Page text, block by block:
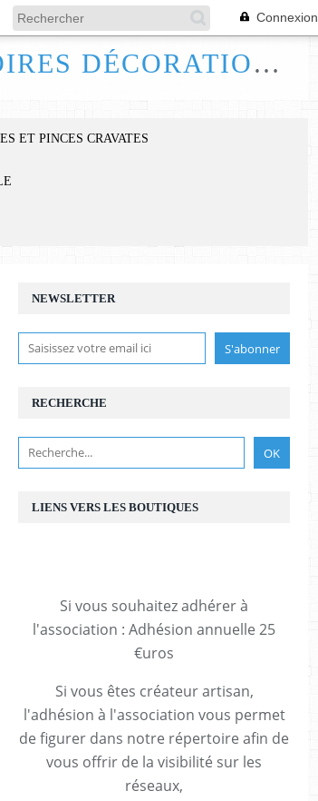
Connexion
FRANCE HANDI ART, BIJOUX ACCESSOIRES DÉCORATIONS
ET PINCES CRAVATES
NEWSLETTER
RECHERCHE
LIENS VERS LES BOUTIQUES
Si vous souhaitez adhérer à
l'association : Adhésion annuelle 25
€uros
Si vous êtes créateur artisan,
l'adhésion à l'association vous permet
de figurer dans notre répertoire afin de
vous offrir de la visibilité sur les
réseaux,